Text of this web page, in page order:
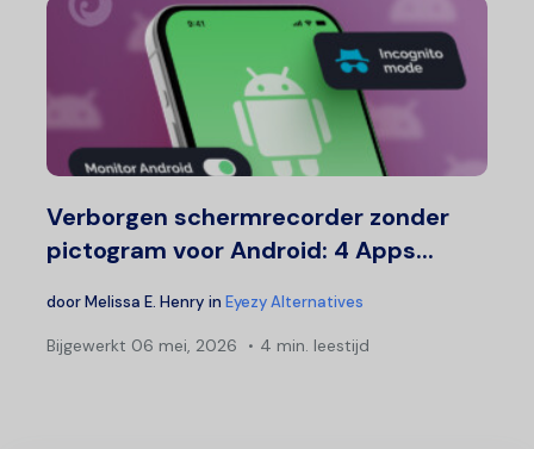
Verborgen schermrecorder zonder
pictogram voor Android: 4 Apps...
doorMelissa E. Henry in Eyezy Alternatives
Bijgewerkt 06 mei, 2026 4 min. leestijd